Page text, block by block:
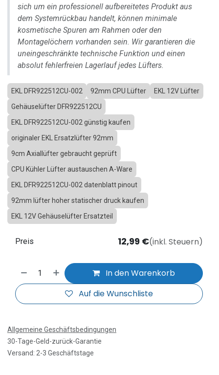
sich um ein professionell aufbereitetes Produkt aus
dem Systemrückbau handelt, können minimale
kosmetische Spuren am Rahmen oder den
Montagelöchern vorhanden sein. Wir garantieren die
uneingeschränkte technische Funktion und einen
absolut fehlerfreien Lagerlauf jedes Lüfters.
EKL DFR922512CU-002 92mm CPU Lüfter
EKL 12V Lüfter
Gehäuselüfter DFR922512CU
EKL DFR922512CU-002 günstig kaufen
originaler EKL Ersatzlüfter 92mm
9cm Axiallüfter gebraucht geprüft
CPU Kühler Lüfter austauschen A-Ware
EKL DFR922512CU-002 datenblatt pinout
92mm lüfter hoher statischer druck kaufen
EKL 12V Gehäuselüfter Ersatzteil
In den Warenkorb
Auf die Wunschliste
Preis 12,99 €(inkl. Steuern)
Allgemeine Geschäftsbedingungen
30-Tage-Geld-zurück-Garantie
Versand: 2-3 Geschäftstage